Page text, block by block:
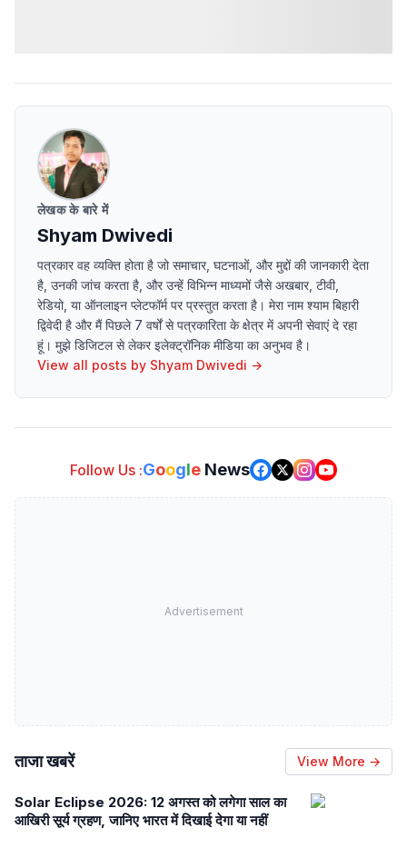
लेखक के बारे में
Shyam Dwivedi
पत्रकार वह व्यक्ति होता है जो समाचार, घटनाओं, और मुद्दों की जानकारी देता
है, उनकी जांच करता है, और उन्हें विभिन्न माध्यमों जैसे अखबार, टीवी,
रेडियो, या ऑनलाइन प्लेटफॉर्म पर प्रस्तुत करता है। मेरा नाम श्याम बिहारी
द्विवेदी है और मैं पिछले 7 वर्षों से पत्रकारिता के क्षेत्र में अपनी सेवाएं दे रहा
हूं। मुझे डिजिटल से लेकर इलेक्ट्रॉनिक मीडिया का अनुभव है।
View all posts by Shyam Dwivedi →
Follow Us :Google News
Advertisement
ताजा खबरें View More →
Solar Eclipse 2026: 12 अगस्त को लगेगा साल का
आखिरी सूर्य ग्रहण, जानिए भारत में दिखाई देगा या नहीं